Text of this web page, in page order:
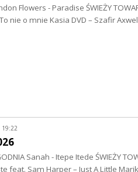
Flowers - Paradise ŚWIEŻY
nie o mnie Kasia DVD – Szafir
19:22
Sanah - Itepe Itede ŚWIEŻY
feat. Sam Harper – Just A Little